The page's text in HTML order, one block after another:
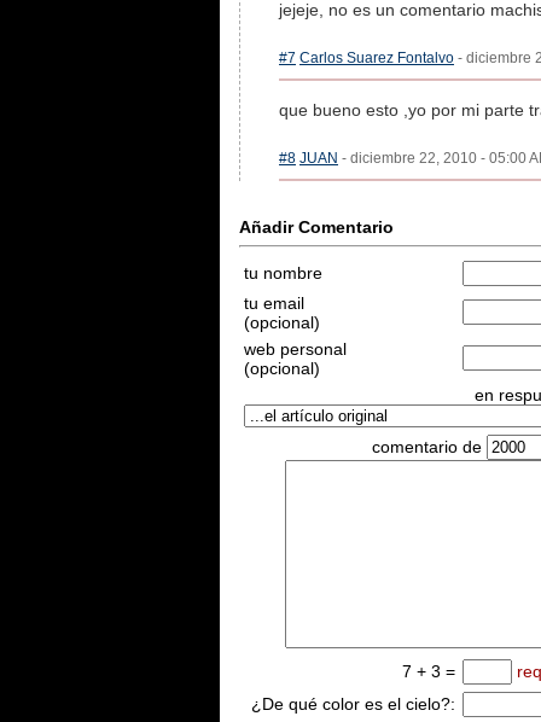
jejeje, no es un comentario
#7 Carlos Suarez Fontalvo - diciembre
que bueno esto ,yo por mi parte
#8 JUAN - diciembre 22, 2010 - 05:00
Añadir Comentario
tu nombre
tu email
(opcional)
web personal
(opcional)
en
comentario de
7 + 3 =
¿De qué color es el cielo?: